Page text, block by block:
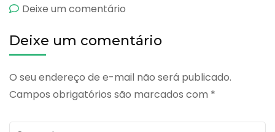
Deixe um comentário
Deixe um comentário
O seu endereço de e-mail não será publicado.
Campos obrigatórios são marcados com *